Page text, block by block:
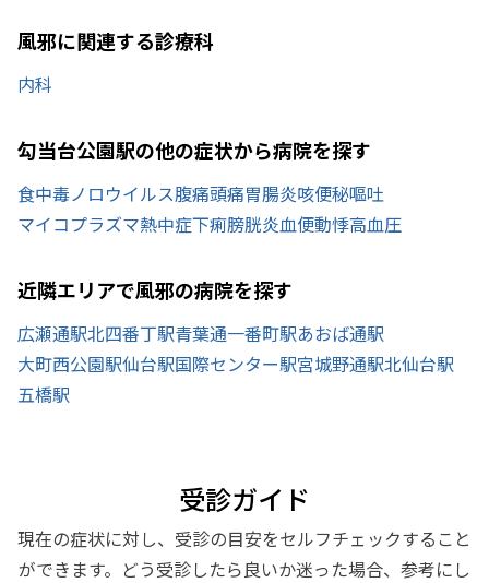
風邪に関連する診療科
内科
勾当台公園駅の他の症状から病院を探す
食中毒ノロウイルス腹痛頭痛胃腸炎咳便秘嘔吐
マイコプラズマ熱中症下痢膀胱炎血便動悸高血圧
近隣エリアで風邪の病院を探す
広瀬通駅北四番丁駅青葉通一番町駅あおば通駅
大町西公園駅仙台駅国際センター駅宮城野通駅北仙台駅
五橋駅
受診ガイド
現在の症状に対し、受診の目安をセルフチェックすること
ができます。どう受診したら良いか迷った場合、参考にし